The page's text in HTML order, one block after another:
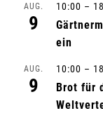
AUG.
9
10:00 –
ein
AUG.
9
10:00 –
Brot für